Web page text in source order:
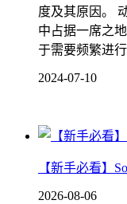
度及其原因。
中占据一席之
于需要频繁进
2024-07-10
【新手必看】
2026-08-06